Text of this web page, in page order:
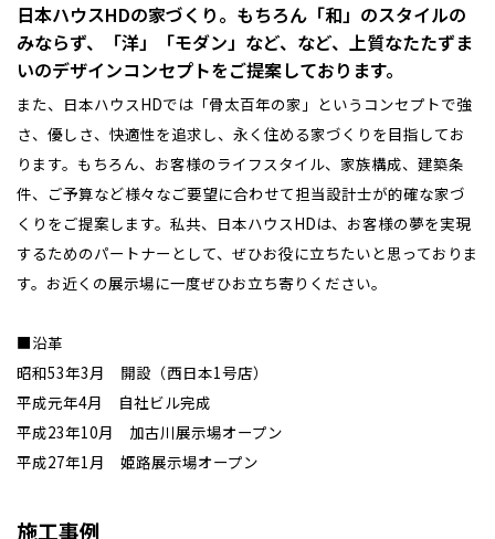
日本ハウスHDの家づくり。もちろん「和」のスタイルの
みならず、「洋」「モダン」など、など、上質なたたずま
いのデザインコンセプトをご提案しております。
また、日本ハウスHDでは「骨太百年の家」というコンセプトで強
さ、優しさ、快適性を追求し、永く住める家づくりを目指してお
ります。もちろん、お客様のライフスタイル、家族構成、建築条
件、ご予算など様々なご要望に合わせて担当設計士が的確な家づ
くりをご提案します。私共、日本ハウスHDは、お客様の夢を実現
するためのパートナーとして、ぜひお役に立ちたいと思っておりま
す。お近くの展示場に一度ぜひお立ち寄りください。
■沿革
昭和53年3月 開設（西日本1号店）
平成元年4月 自社ビル完成
平成23年10月 加古川展示場オープン
平成27年1月 姫路展示場オープン
施工事例